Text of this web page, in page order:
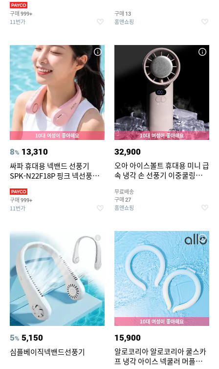
구매 999+
11번가
구매 13
홈앤쇼핑
10대 여성이 좋아해요
8% 13,310
싸파 휴대용 넥밴드 선풍기
SPK-N22F18P 핑크 넥선풍
저소음/C타입/대용량배터리
구매 999+
11번가
10대 여성이 좋아해요
32,900
오아 아이스볼트 휴대용 미니 급
속 냉각 손 선풍기 이중쿨링
무료배송
구매 27
홈앤쇼핑
5% 5,150
심플베이직넥밴드선풍기
10대 여성이 좋아해요
15,900
알로코리아 알로코리아 쿨스카
프 냉각 아이스 넥쿨러 머플러